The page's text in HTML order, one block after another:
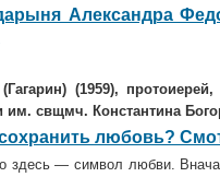
Александра
(Гагарин) (1959),
им. свщмч. Константина
любовь?
здесь — символ любви.